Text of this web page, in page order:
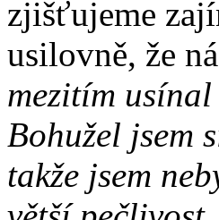
zjišťujeme
usilovně, že
mezitím
Bohužel jsem
takže jsem